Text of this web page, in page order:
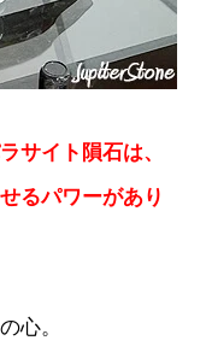
サイト隕石は、
るパワーがあり
心。